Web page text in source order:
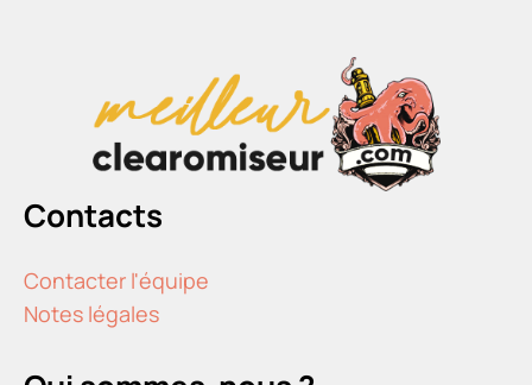
Contacts
Contacter l'équipe
Notes légales